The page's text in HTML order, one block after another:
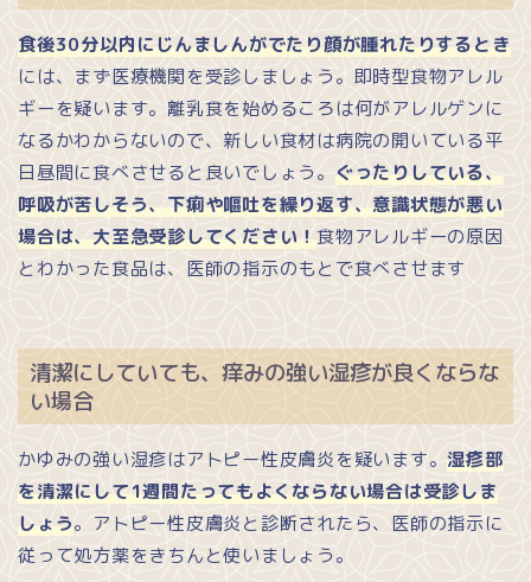
食後30分以内にじんましんがでたり顔が腫れたりするとき
には、まず医療機関を受診しましょう。即時型食物アレル
ギーを疑います。離乳食を始めるころは何がアレルゲンに
なるかわからないので、新しい食材は病院の開いている平
日昼間に食べさせると良いでしょう。 ぐったりしている、
呼吸が苦しそう、下痢や嘔吐を繰り返す、意識状態が悪い
場合は、大至急受診してください！食物アレルギーの原因
とわかった食品は、医師の指示のもとで食べさせます
清潔にしていても、痒みの強い湿疹が良くならな
い場合
かゆみの強い湿疹はアトピー性皮膚炎を疑います。湿疹部
を清潔にして1週間たってもよくならない場合は受診しま
しょう。アトピー性皮膚炎と診断されたら、医師の指示に
従って処方薬をきちんと使いましょう。